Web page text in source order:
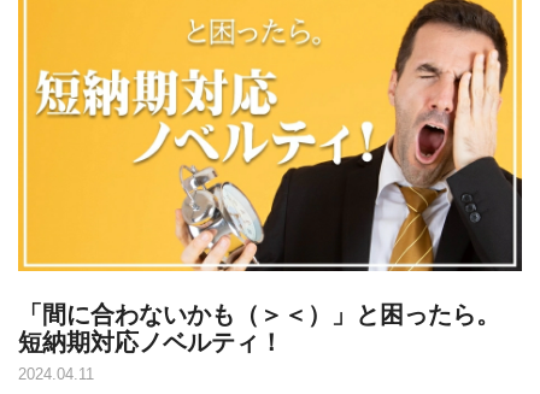
「間に合わないかも（＞＜）」と困ったら。
短納期対応ノベルティ！
2024.04.11